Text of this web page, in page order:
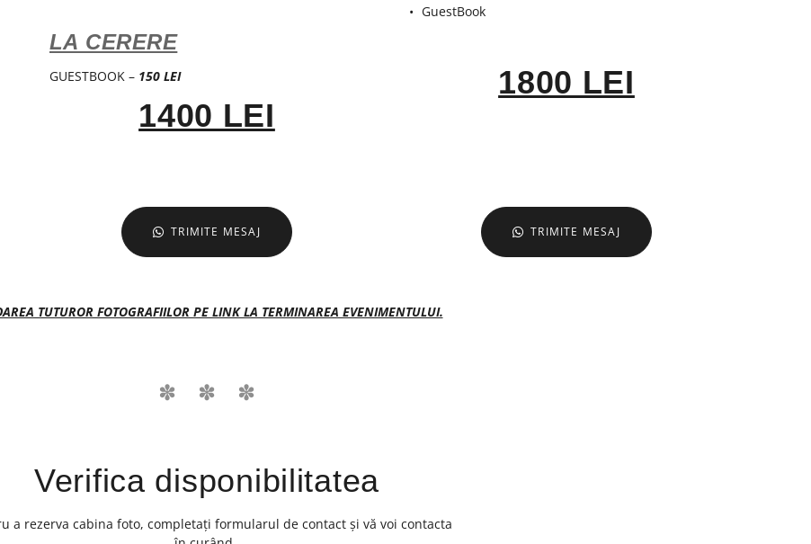
LA CERERE
GUESTBOOK – 150 LEI
1400 LEI
TRIMITE MESAJ
GuestBook
1800 LEI
TRIMITE MESAJ
TUTUROR FOTOGRAFIILOR PE LINK LA TERMINAREA EVENIMENTULUI.
Verifica disponibilitatea
a rezerva cabina foto, completați formularul de contact și vă voi contacta